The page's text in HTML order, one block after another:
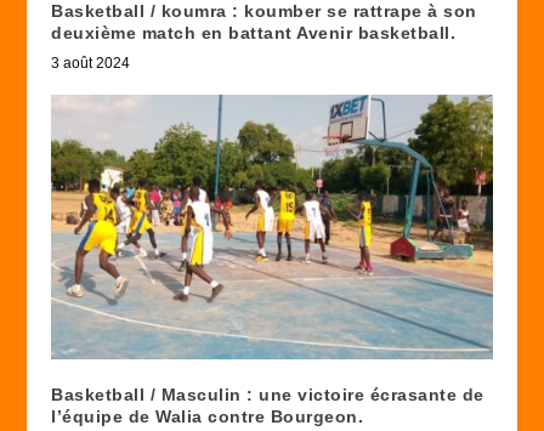
Basketball / koumra : koumber se rattrape à son
deuxième match en battant Avenir basketball.
3 août 2024
Basketball / Masculin : une victoire écrasante de
l’équipe de Walia contre Bourgeon.